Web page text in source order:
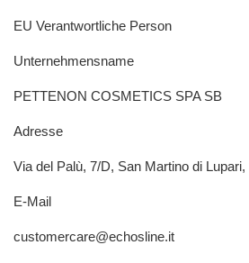
EU Verantwortliche Person
Unternehmensname
PETTENON COSMETICS SPA SB
Adresse
Via del Palù, 7/D, San Martino di Lupari,
E-Mail
customercare@echosline.it